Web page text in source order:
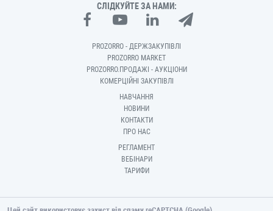
СЛІДКУЙТЕ ЗА НАМИ:
PROZORRO - ДЕРЖЗАКУПІВЛІ
PROZORRO MARKET
PROZORRO.ПРОДАЖІ - АУКЦІОНИ
КОМЕРЦІЙНІ ЗАКУПІВЛІ
НАВЧАННЯ
НОВИНИ
КОНТАКТИ
ПРО НАС
РЕГЛАМЕНТ
ВЕБІНАРИ
ТАРИФИ